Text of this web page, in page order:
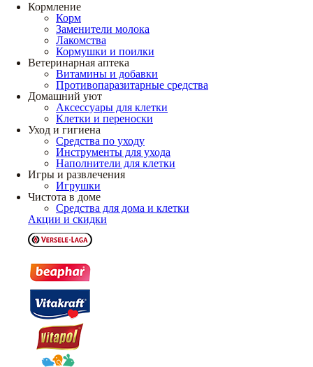
Кормление
Корм
Заменители молока
Лакомства
Кормушки и поилки
Ветеринарная аптека
Витамины и добавки
Противопаразитарные средства
Домашний уют
Аксессуары для клетки
Клетки и переноски
Уход и гигиена
Средства по уходу
Инструменты для ухода
Наполнители для клетки
Игры и развлечения
Игрушки
Чистота в доме
Средства для дома и клетки
Акции и скидки